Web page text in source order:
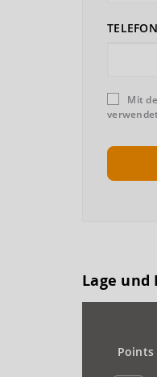
TELEFON
Mit
Lage